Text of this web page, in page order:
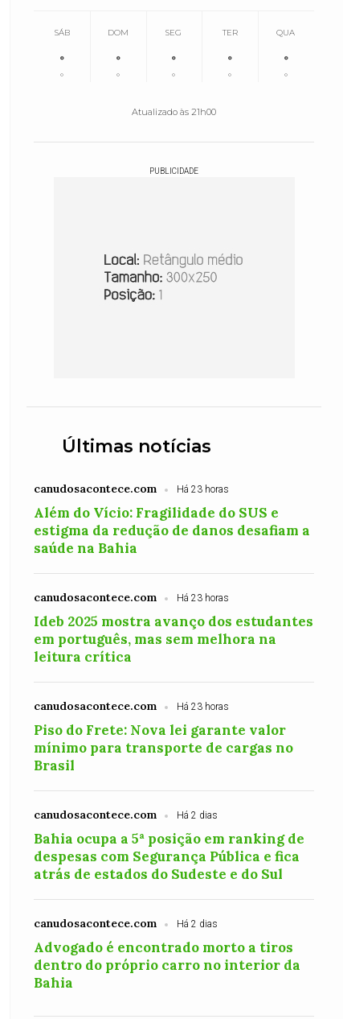
SÁB
°
°
DOM
°
°
SEG
°
°
TER
°
°
QUA
°
°
Atualizado às 21h00
PUBLICIDADE
Últimas notícias
canudosacontece.com Há 23 horas
Além do Vício: Fragilidade do SUS e
estigma da redução de danos desafiam a
saúde na Bahia
canudosacontece.com Há 23 horas
Ideb 2025 mostra avanço dos estudantes
em português, mas sem melhora na
leitura crítica
canudosacontece.com Há 23 horas
Piso do Frete: Nova lei garante valor
mínimo para transporte de cargas no
Brasil
canudosacontece.com Há 2 dias
Bahia ocupa a 5ª posição em ranking de
despesas com Segurança Pública e fica
atrás de estados do Sudeste e do Sul
canudosacontece.com Há 2 dias
Advogado é encontrado morto a tiros
dentro do próprio carro no interior da
Bahia